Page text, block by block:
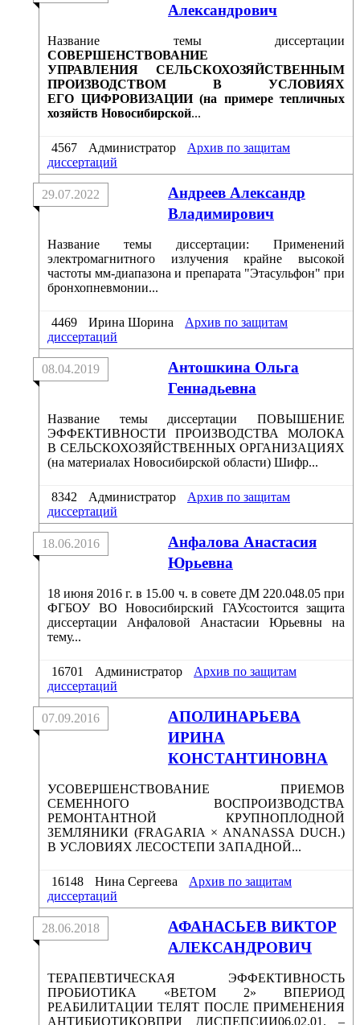
Александрович
Название темы диссертации
СОВЕРШЕНСТВОВАНИЕ
УПРАВЛЕНИЯ СЕЛЬСКОХОЗЯЙСТВЕННЫМ
ПРОИЗВОДСТВОМ В УСЛОВИЯХ
ЕГО ЦИФРОВИЗАЦИИ (на примере тепличных
хозяйств Новосибирской...
4567 Администратор
Архив по защитам
диссертаций
Андреев Александр
Владимирович
29.07.2022
Название темы диссертации: Применений
электромагнитного излучения крайне высокой
частоты мм-диапазона и препарата "Этасульфон" при
бронхопневмонии...
4469 Ирина Шорина
Архив по защитам
диссертаций
Антошкина Ольга
Геннадьевна
08.04.2019
Название темы диссертации ПОВЫШЕНИЕ
ЭФФЕКТИВНОСТИ ПРОИЗВОДСТВА МОЛОКА
В СЕЛЬСКОХОЗЯЙСТВЕННЫХ ОРГАНИЗАЦИЯХ
(на материалах Новосибирской области) Шифр...
8342 Администратор
Архив по защитам
диссертаций
Анфалова Анастасия
Юрьевна
18.06.2016
18 июня 2016 г. в 15.00 ч. в совете ДМ 220.048.05 при
ФГБОУ ВО Новосибирский ГАУсостоится защита
диссертации Анфаловой Анастасии Юрьевны на
тему...
16701 Администратор
Архив по защитам
диссертаций
АПОЛИНАРЬЕВА
ИРИНА
КОНСТАНТИНОВНА
07.09.2016
УСОВЕРШЕНСТВОВАНИЕ ПРИЕМОВ
СЕМЕННОГО ВОСПРОИЗВОДСТВА
РЕМОНТАНТНОЙ КРУПНОПЛОДНОЙ
ЗЕМЛЯНИКИ (FRAGARIA × ANANASSA DUCH.)
В УСЛОВИЯХ ЛЕСОСТЕПИ ЗАПАДНОЙ...
16148 Нина Сергеева
Архив по защитам
диссертаций
АФАНАСЬЕВ ВИКТОР
АЛЕКСАНДРОВИЧ
28.06.2018
ТЕРАПЕВТИЧЕСКАЯ ЭФФЕКТИВНОСТЬ
ПРОБИОТИКА «ВЕТОМ 2» ВПЕРИОД
РЕАБИЛИТАЦИИ ТЕЛЯТ ПОСЛЕ ПРИМЕНЕНИЯ
АНТИБИОТИКОВПРИ ДИСПЕПСИИ06.02.01. –